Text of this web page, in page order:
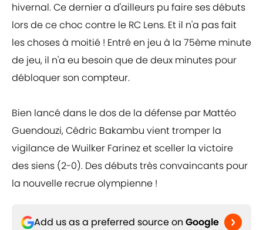
hivernal. Ce dernier a d'ailleurs pu faire ses débuts
lors de ce choc contre le RC Lens. Et il n'a pas fait
les choses à moitié ! Entré en jeu à la 75ème minute
de jeu, il n'a eu besoin que de deux minutes pour
débloquer son compteur.
Bien lancé dans le dos de la défense par Mattéo
Guendouzi, Cédric Bakambu vient tromper la
vigilance de Wuilker Farinez et sceller la victoire
des siens (2-0). Des débuts très convaincants pour
la nouvelle recrue olympienne !
Add us as a preferred source on Google